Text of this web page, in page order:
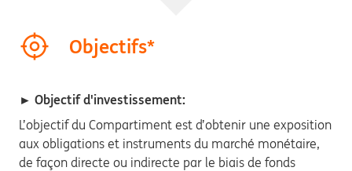
Objectifs*
► Objectif d'investissement:
L’objectif du Compartiment est d’obtenir une exposition
aux obligations et instruments du marché monétaire,
de façon directe ou indirecte par le biais de fonds